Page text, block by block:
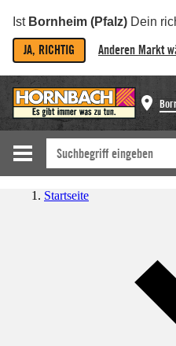
Ist Bornheim (Pfalz) Dein
JA, RICHTIG Anderen Markt
Startseite